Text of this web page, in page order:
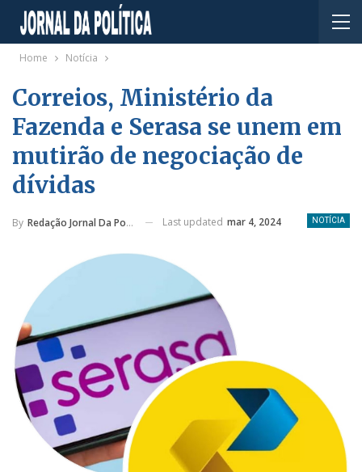
Home Notícia
Correios, Ministério da
Fazenda e Serasa se unem em
mutirão de negociação de
dívidas
NOTÍCIA
By Redação Jornal Da Política Last updated mar 4, 2024